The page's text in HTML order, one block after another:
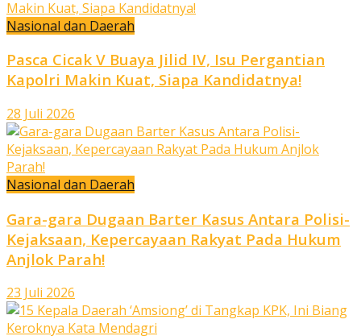
Nasional dan Daerah
Pasca Cicak V Buaya Jilid IV, Isu Pergantian
Kapolri Makin Kuat, Siapa Kandidatnya!
28 Juli 2026
Nasional dan Daerah
Gara-gara Dugaan Barter Kasus Antara Polisi-
Kejaksaan, Kepercayaan Rakyat Pada Hukum
Anjlok Parah!
23 Juli 2026